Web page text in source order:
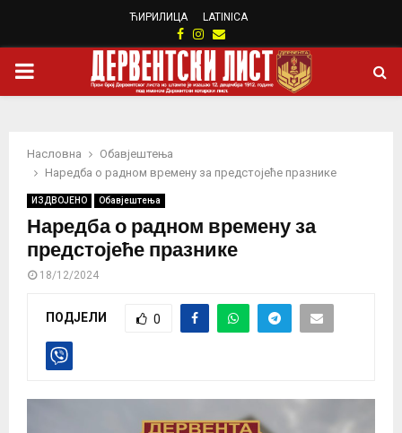
ЋИРИЛИЦА LATINICA
Facebook
Instagram
Email
PRIMARY
Насловна
Обавјештења
Наредба о радном времену за предстојеће празнике
ИЗДВОЈЕНО Обавјештења
Наредба о радном времену за
предстојеће празнике
18/12/2024
ПОДЈЕЛИ 0